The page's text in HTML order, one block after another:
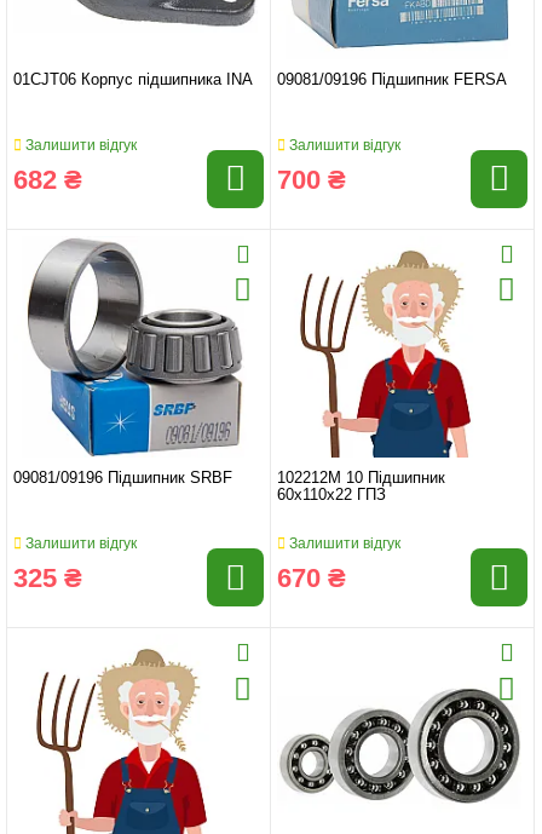
01CJT06 Корпус підшипника INA
Залишити відгук
682 ₴
09081/09196 Підшипник FERSA
Залишити відгук
700 ₴
09081/09196 Підшипник SRBF
Залишити відгук
325 ₴
102212M 10 Підшипник
60x110x22 ГПЗ
Залишити відгук
670 ₴